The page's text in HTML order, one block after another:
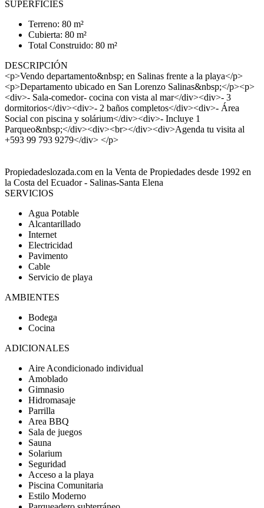
SUPERFICIES
Terreno: 80 m²
Cubierta: 80 m²
Total Construido: 80 m²
DESCRIPCIÓN
<p>Vendo departamento&nbsp; en Salinas frente a la playa</p>
<p>Departamento ubicado en San Lorenzo Salinas&nbsp;</p><p>
<div>- Sala-comedor- cocina con vista al mar</div><div>- 3
dormitorios</div><div>- 2 baños completos</div><div>- Área
Social con piscina y solárium</div><div>- Incluye 1
Parqueo&nbsp;</div><div><br></div><div>Agenda tu visita al
+593 99 793 9279</div> </p>
Propiedadeslozada.com en la Venta de Propiedades desde 1992 en
la Costa del Ecuador - Salinas-Santa Elena
SERVICIOS
Agua Potable
Alcantarillado
Internet
Electricidad
Pavimento
Cable
Servicio de playa
AMBIENTES
Bodega
Cocina
ADICIONALES
Aire Acondicionado individual
Amoblado
Gimnasio
Hidromasaje
Parrilla
Area BBQ
Sala de juegos
Sauna
Solarium
Seguridad
Acceso a la playa
Piscina Comunitaria
Estilo Moderno